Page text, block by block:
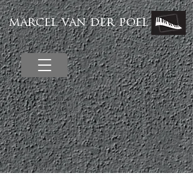
marcel van der poel